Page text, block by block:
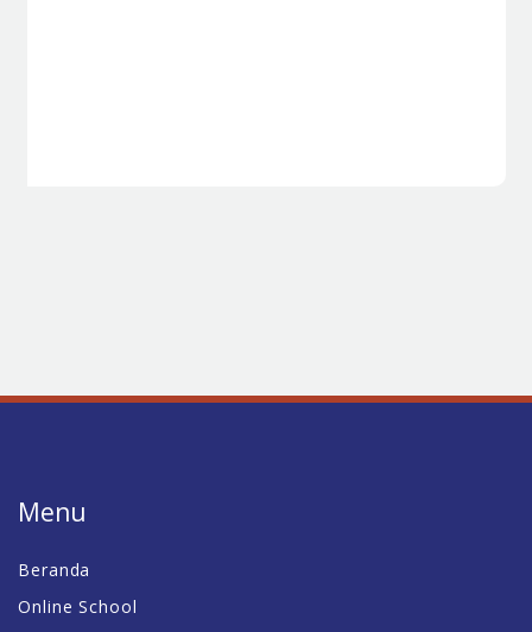
Menu
Beranda
Online School